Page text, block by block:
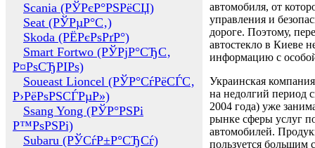
Scania (РЎРєР°РЅРёСЏ)
Seat (РЎРµР°С‚)
Skoda (РЁРєРѕРґР°)
Smart Fortwo (РЎРјР°СЂС‚
Р¤РѕСЂРІРѕ)
Soueast Lioncel (РЎР°СѓРёСЃС‚
Р›РёРѕРЅСЃРµР»)
Ssang Yong (РЎР°РЅРі
Р™РѕРЅРі)
Subaru (РЎСѓР±Р°СЂСѓ)
автомобиля, от
управления и
дороге. Поэтому,
автостекло в Киеве
информацию с
Украинская
на недолгий период
2004 года) уже
рынке сферы услуг
автомобилей.
пользуется большим